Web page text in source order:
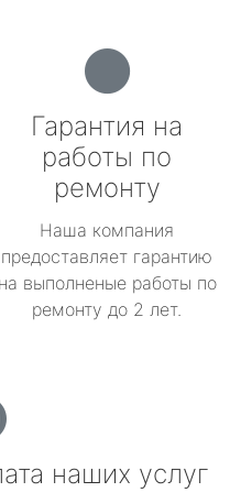
Гарантия на
работы по
ремонту
Наша компания
предоставляет гарантию
на выполненые работы по
ремонту до 2 лет.
наших услуг